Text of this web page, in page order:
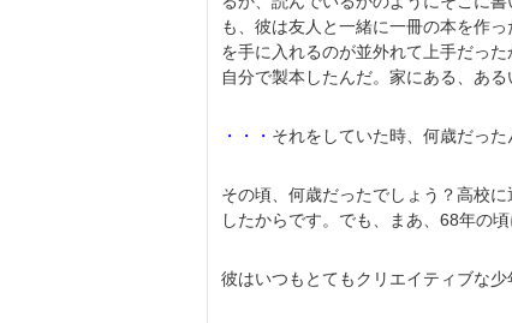
も、彼は友人と一緒に一冊の本を作
を手に入れるのが並外れて上手だっ
自分で製本したんだ。家にある、あ
・・・ それをしていた時、何歳だった
その頃、何歳だったでしょう？高校
したからです。でも、まあ、68年の
彼はいつもとてもクリエイティブな